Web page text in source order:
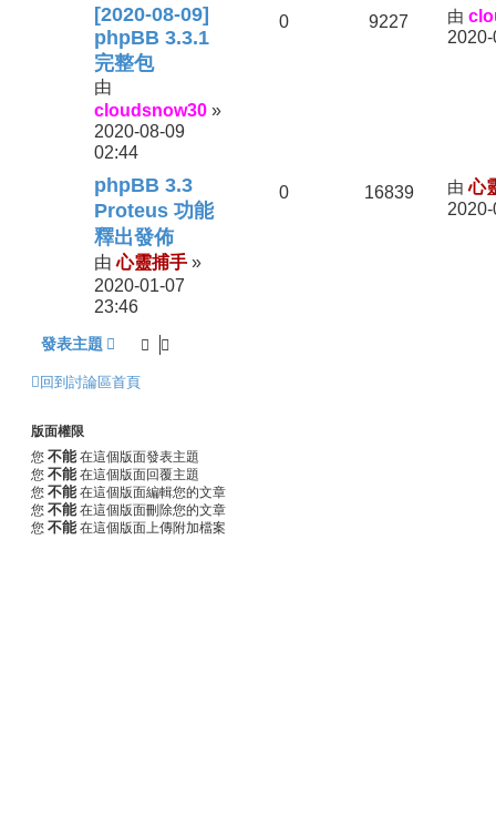
[2020-08-09]
phpBB 3.3.1
完整包
由
cloudsnow30 »
2020-08-09
02:44
0 9227 由
phpBB 3.3
Proteus 功能
釋出發佈
由心靈捕手 »
2020-01-07
23:46
0 16839 由心
發表主題
回到討論區首頁
版面權限
您 不能 在這個版面發表主題
您 不能 在這個版面回覆主題
您 不能 在這個版面編輯您的文章
您 不能 在這個版面刪除您的文章
您 不能 在這個版面上傳附加檔案